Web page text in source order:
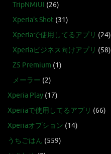
TripNMiUI (26)
Xperia's Shot (31)
Xperiaで使用してるアプリ (24)
Xperiaビジネス向けアプリ (58)
Z5 Premium (1)
メーラー (2)
Xperia Play (17)
Xperiaで使用してるアプリ (66)
Xperiaオプション (14)
うちごはん (559)